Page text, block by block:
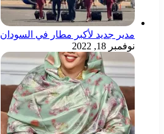
مدير جديد لأكبر مطار في السودان
نوفمبر 18, 2022